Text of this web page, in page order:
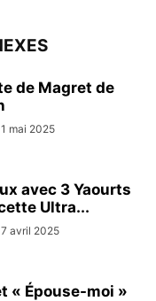
de Magret de
mai 2025
avec 3 Yaourts
Ultra...
avril 2025
« Épouse-moi »